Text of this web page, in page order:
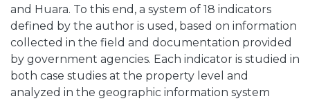
and Huara. To this end, a system of 18 indicators
defined by the author is used, based on information
collected in the field and documentation provided
by government agencies. Each indicator is studied in
both case studies at the property level and
analyzed in the geographic information system